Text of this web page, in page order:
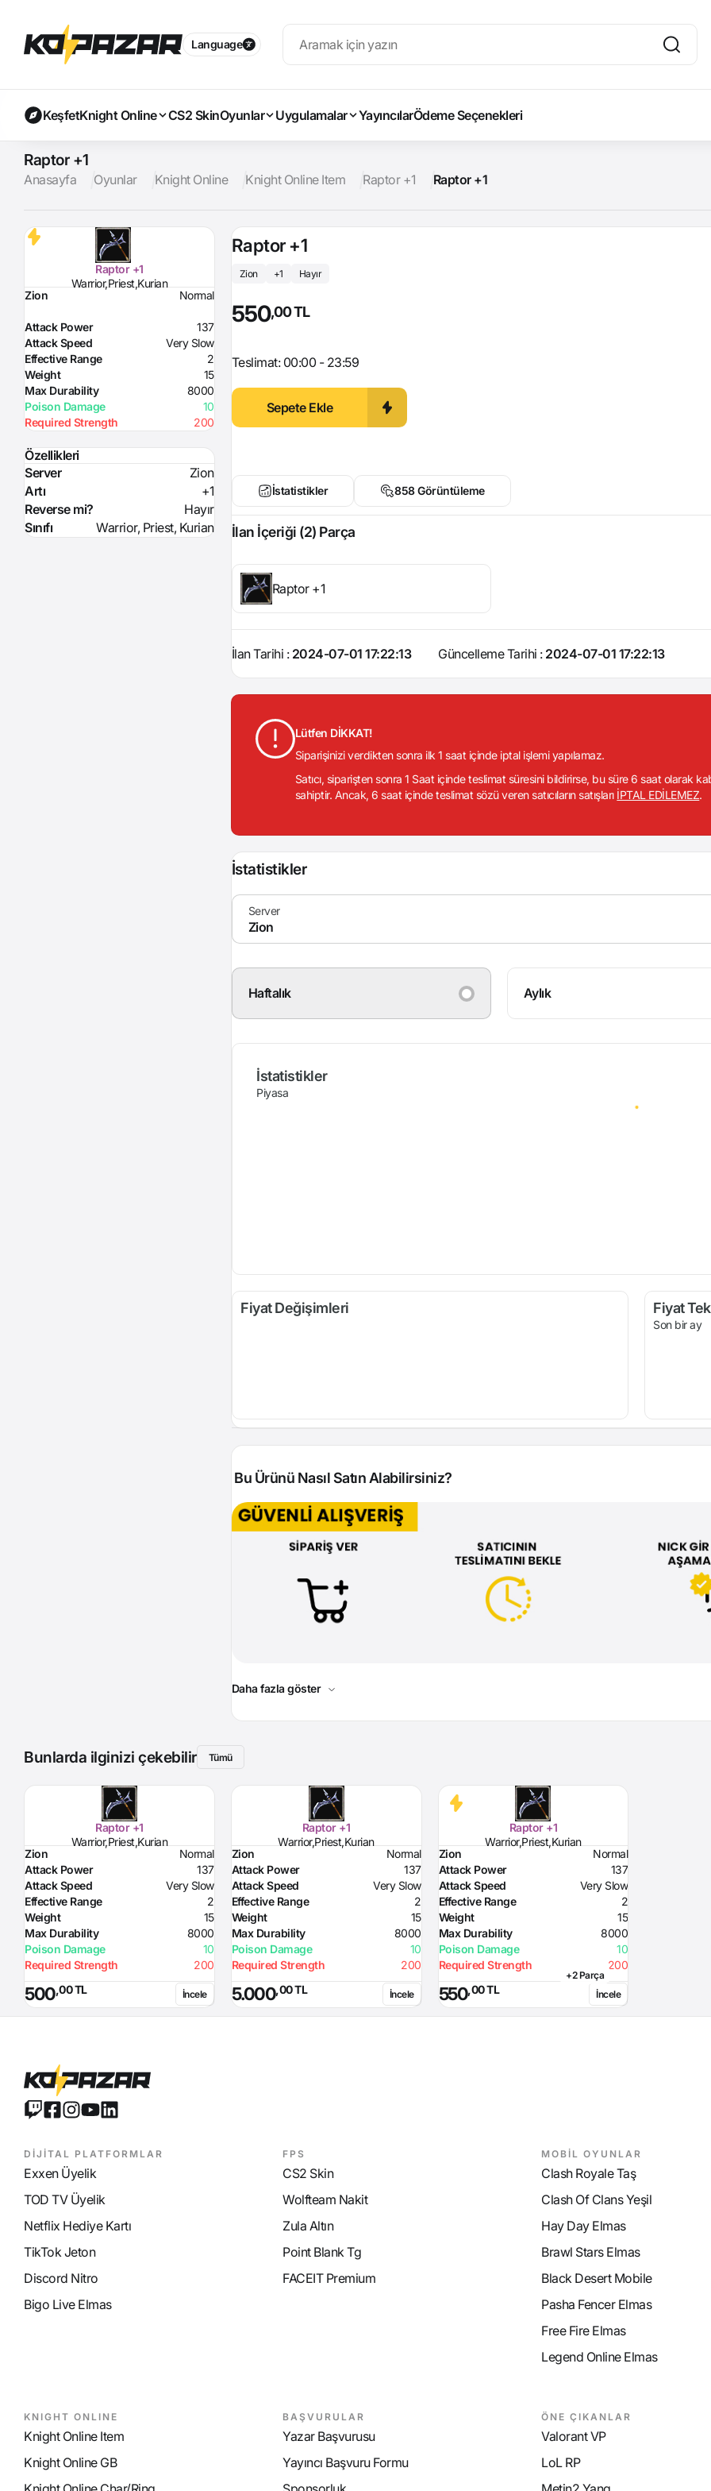
Language
KeşfetKnight Online CS2 SkinOyunlar Uygulamalar YayıncılarÖdeme Seçenekleri
Raptor +1
Anasayfa Oyunlar Knight Online Knight Online Item Raptor +1 Raptor +1
Raptor +1
Warrior,Priest,Kurian
Zion
Normal
Attack Power
137
Attack Speed
Very Slow
Effective Range
2
Weight
15
Max Durability
8000
Poison Damage
10
Required Strength
200
Özellikleri
Server
Zion
Artı
+1
Reverse mi?
Hayır
Sınıfı
Warrior, Priest, Kurian
Raptor +1
Zion +1 Hayır
550,00 TL
Teslimat: 00:00 - 23:59
Sepete Ekle
İstatistikler 858 Görüntüleme
İlan İçeriği (2) Parça
Raptor +1
İlan Tarihi : 2024-07-01 17:22:13 Güncelleme Tarihi : 2024-07-01 17:22:13
Lütfen DİKKAT!
Siparişinizi verdikten sonra ilk 1 saat içinde iptal işlemi yapılamaz.
Satıcı, siparişten sonra 1 Saat içinde teslimat süresini bildirirse, bu süre 6 saat olarak
sahiptir. Ancak, 6 saat içinde teslimat sözü veren satıcıların satışları İPTAL EDİLEMEZ.
İstatistikler
Haftalık Aylık
İstatistikler
Piyasa
Fiyat Değişimleri Fiyat
Son bir ay
Bu Ürünü Nasıl Satın Alabilirsiniz?
Daha fazla göster
Bunlarda ilginizi çekebilir Tümü
Raptor +1
Warrior,Priest,Kurian
Zion
Normal
Attack Power
137
Attack Speed
Very Slow
Effective Range
2
Weight
15
Max Durability
8000
Poison Damage
10
Required Strength
200
500,00 TL İncele
Raptor +1
Warrior,Priest,Kurian
Zion
Normal
Attack Power
137
Attack Speed
Very Slow
Effective Range
2
Weight
15
Max Durability
8000
Poison Damage
10
Required Strength
200
5.000,00 TL İncele
Raptor +1
Warrior,Priest,Kurian
Zion
Normal
Attack Power
137
Attack Speed
Very Slow
Effective Range
2
Weight
15
Max Durability
8000
Poison Damage
10
Required Strength
200
+2 Parça
550,00 TL İncele
DİJİTAL PLATFORMLAR
Exxen Üyelik
TOD TV Üyelik
Netflix Hediye Kartı
TikTok Jeton
Discord Nitro
Bigo Live Elmas
FPS
CS2 Skin
Wolfteam Nakit
Zula Altın
Point Blank Tg
FACEIT Premium
MOBİL OYUNLAR
Clash Royale Taş
Clash Of Clans Yeşil
Hay Day Elmas
Brawl Stars Elmas
Black Desert Mobile
Pasha Fencer Elmas
Free Fire Elmas
Legend Online Elmas
KNIGHT ONLINE
Knight Online Item
Knight Online GB
BAŞVURULAR
Yazar Başvurusu
Yayıncı Başvuru Formu
ÖNE ÇIKANLAR
Valorant VP
LoL RP